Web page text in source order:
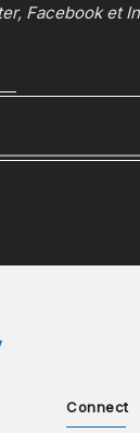
Facebook et
Connect